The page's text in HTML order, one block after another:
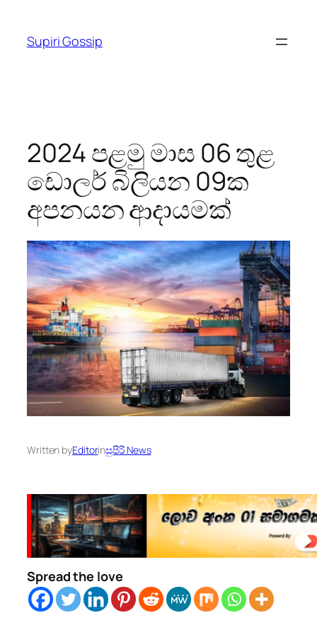
content
Supiri Gossip
2024 පළමු මාස 06 තුළ
ඩොලර් බිලියන 09ක
අපනයන ආදායමක්
Written byEditorinසුපිරි News
Spread the love